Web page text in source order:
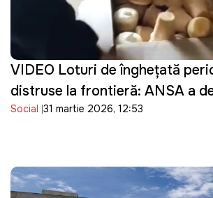
VIDEO Loturi de înghețată
distruse la frontieră: ANSA a
bacterii în produsele importate
Social 31 martie 2026, 12:53